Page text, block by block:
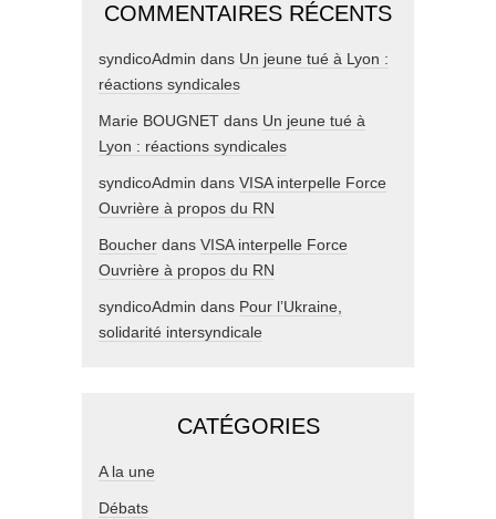
COMMENTAIRES RÉCENTS
syndicoAdmin dans Un jeune tué à Lyon :
réactions syndicales
Marie BOUGNET dans Un jeune tué à
Lyon : réactions syndicales
syndicoAdmin dans VISA interpelle Force
Ouvrière à propos du RN
Boucher dans VISA interpelle Force
Ouvrière à propos du RN
syndicoAdmin dans Pour l’Ukraine,
solidarité intersyndicale
CATÉGORIES
A la une
Débats